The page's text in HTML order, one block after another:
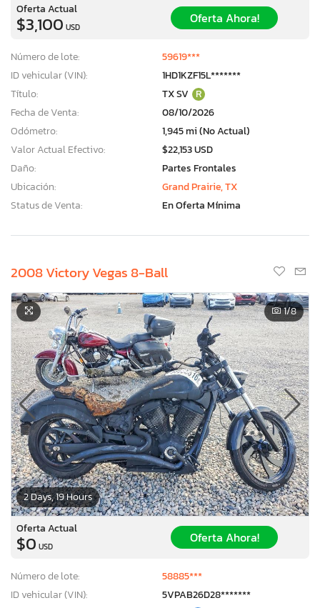
Oferta Actual
$3,100 USD
Oferta Ahora!
Número de lote:
59619***
ID vehicular (VIN):
1HD1KZF15L*******
Título:
TX SV R
Fecha de Venta:
08/10/2026
Odómetro:
1,945 mi (No Actual)
Valor Actual Efectivo:
$22,153 USD
Daño:
Partes Frontales
Ubicación:
Grand Prairie, TX
Status de Venta:
En Oferta Mínima
2008 Victory Vegas 8-Ball
2 Days, 19 Hours
1/8
Oferta Actual
$0 USD
Oferta Ahora!
Número de lote:
58885***
ID vehicular (VIN):
5VPAB26D28*******